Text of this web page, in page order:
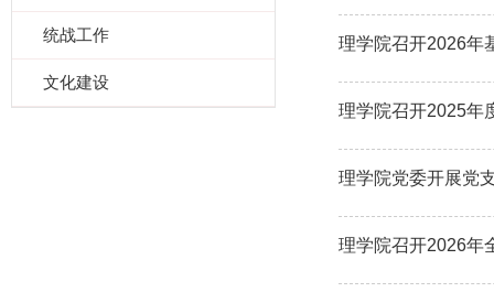
统战工作
文化建设
理学院召开2026年
理学院召开2025年
理学院党委开展党
理学院召开2026年